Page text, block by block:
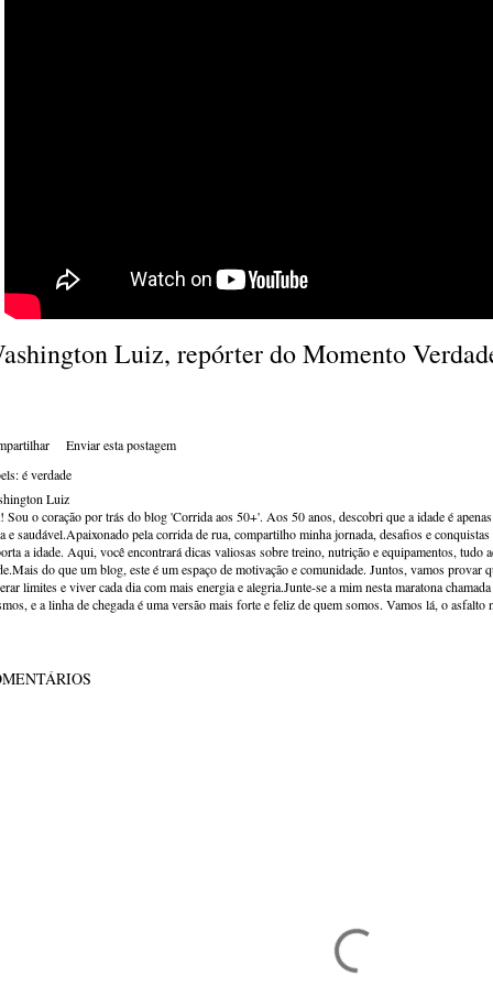
Luiz, repórter do Momento
Enviar esta postagem
é verdade
Luiz
Sou o coração por trás do blog 'Corrida aos 50+'. Aos 50 anos, descobri que a idade é
e saudável.Apaixonado pela corrida de rua, compartilho minha jornada, desafios e
a idade. Aqui, você encontrará dicas valiosas sobre treino, nutrição e equipamentos, tudo
do que um blog, este é um espaço de motivação e comunidade. Juntos, vamos provar
limites e viver cada dia com mais energia e alegria.Junte-se a mim nesta maratona
e a linha de chegada é uma versão mais forte e feliz de quem somos. Vamos lá, o asfalto